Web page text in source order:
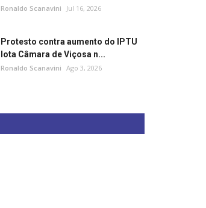
Ronaldo Scanavini Jul 16, 2026
Protesto contra aumento do IPTU
lota Câmara de Viçosa n...
Ronaldo Scanavini Ago 3, 2026